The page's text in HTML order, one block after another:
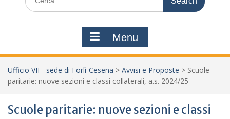
for:
Menu
Ufficio VII - sede di Forlì-Cesena > Avvisi e Proposte > Scuole
paritarie: nuove sezioni e classi collaterali, a.s. 2024/25
Scuole paritarie: nuove sezioni e classi